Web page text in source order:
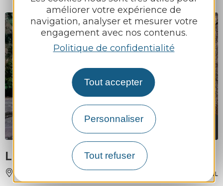
améliorer votre expérience de
navigation, analyser et mesurer votre
engagement avec nos contenus.
Politique de confidentialité
Tout accepter
Personnaliser
Tout refuser
MEUBLÉS ET GÎTES
LE LOGIS FLEURI
À 7.5 KM DE REBOURGUIL